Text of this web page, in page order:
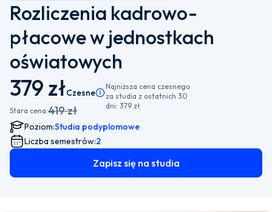
Rozliczenia kadrowo-
płacowe w jednostkach
oświatowych
379 złCzesnePamiętaj, że istnieje możliwość wyboru
Stara cena:419 zł
Najniższa cena czesnego
za studia z ostatnich 30
dni: 379 zł
Poziom:Studia podyplomowe
Liczba semestrów:2
Zapisz się na studia